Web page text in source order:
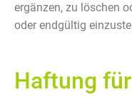
ergänzen, zu löschen
oder endgültig
Haftung